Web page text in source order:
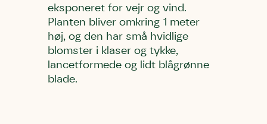
eksponeret for vejr og vind.
Planten bliver omkring 1 meter
høj, og den har små hvidlige
blomster i klaser og tykke,
lancetformede og lidt blågrønne
blade.